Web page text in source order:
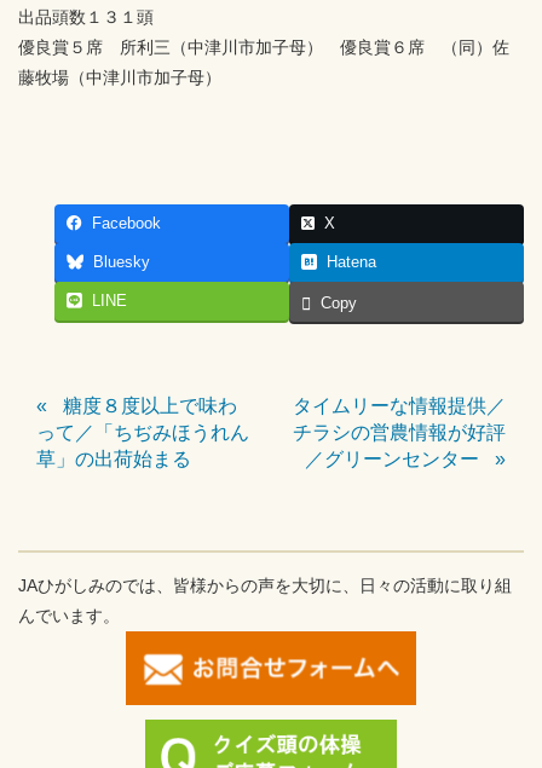
出品頭数１３１頭
優良賞５席 所利三（中津川市加子母） 優良賞６席 （同）佐
藤牧場（中津川市加子母）
Facebook X
Bluesky Hatena
LINE Copy
糖度８度以上で味わ
って／「ちぢみほうれん
草」の出荷始まる
タイムリーな情報提供／
チラシの営農情報が好評
／グリーンセンター
JAひがしみのでは、皆様からの声を大切に、日々の活動に取り組
んでいます。